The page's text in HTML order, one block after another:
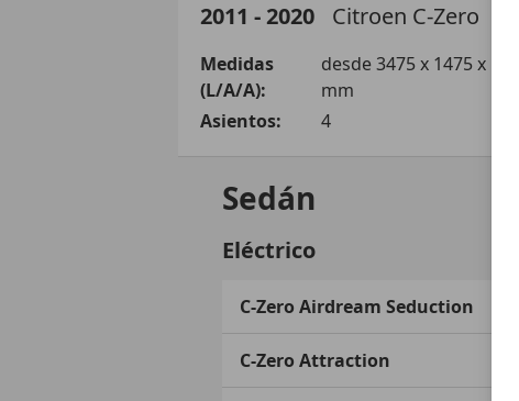
2011 - 2020 Citroen C-Zero
Medidas
(L/A/A):
desde 3475 x 1475 x 1608
mm
Asientos: 4
Sedán
Eléctrico
C-Zero Airdream Seduction
C-Zero Attraction